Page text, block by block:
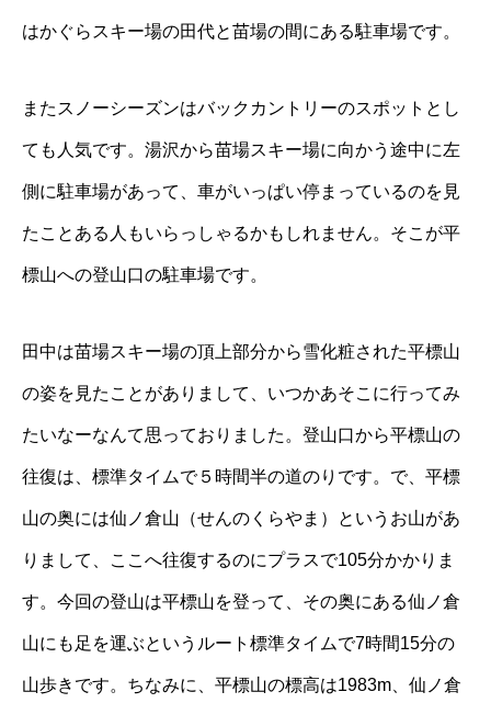
はかぐらスキー場の田代と苗場の間にある駐車場です。
またスノーシーズンはバックカントリーのスポットとし
ても人気です。湯沢から苗場スキー場に向かう途中に左
側に駐車場があって、車がいっぱい停まっているのを見
たことある人もいらっしゃるかもしれません。そこが平
標山への登山口の駐車場です。
田中は苗場スキー場の頂上部分から雪化粧された平標山
の姿を見たことがありまして、いつかあそこに行ってみ
たいなーなんて思っておりました。登山口から平標山の
往復は、標準タイムで５時間半の道のりです。で、平標
山の奥には仙ノ倉山（せんのくらやま）というお山があ
りまして、ここへ往復するのにプラスで105分かかりま
す。今回の登山は平標山を登って、その奥にある仙ノ倉
山にも足を運ぶというルート標準タイムで7時間15分の
山歩きです。ちなみに、平標山の標高は1983m、仙ノ倉